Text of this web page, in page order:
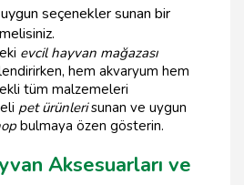
seçenekler sunan bir
evcil hayvan mağazası
hem akvaryum hem
tüm malzemeleri
pet ürünlerisunan ve uygun
bulmaya özen gösterin.
Aksesuarları ve